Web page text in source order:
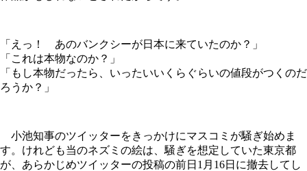
「えっ！ あのバンクシーが日本に来ていたのか？」
「これは本物なのか？」
「もし本物だったら、いったいいくらぐらいの値段がつくのだ
ろうか？」
小池知事のツイッターをきっかけにマスコミが騒ぎ始めま
す。けれども当のネズミの絵は、騒ぎを想定していた東京都
が、あらかじめツイッターの投稿の前日1月16日に撤去してし